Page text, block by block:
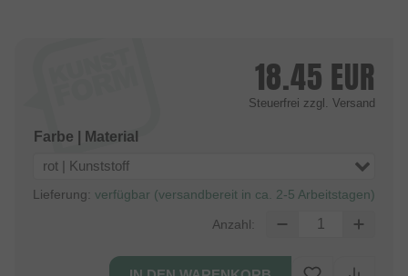
18.45 EUR
Steuerfrei zzgl. Versand
Farbe | Material
rot | Kunststoff
Lieferung: verfügbar (versandbereit in ca. 2-5 Arbeitstagen)
Anzahl: